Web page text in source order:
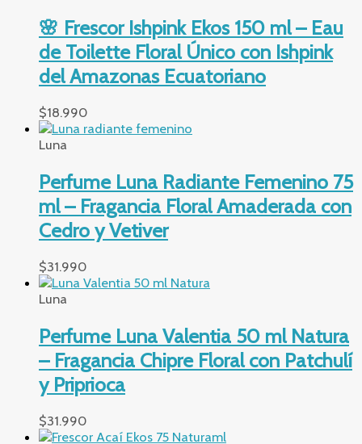
🌸 Frescor Ishpink Ekos 150 ml – Eau
de Toilette Floral Único con Ishpink
del Amazonas Ecuatoriano
$18.990
Luna
Perfume Luna Radiante Femenino 75
ml – Fragancia Floral Amaderada con
Cedro y Vetiver
$31.990
Luna
Perfume Luna Valentia 50 ml Natura
– Fragancia Chipre Floral con Patchulí
y Priprioca
$31.990